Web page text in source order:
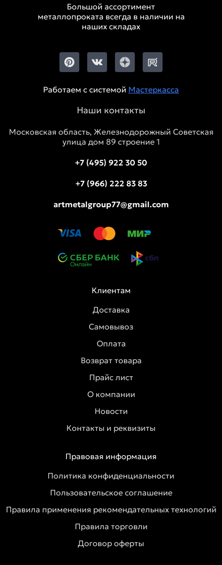
Большой ассортимент
металлопроката всегда в наличии на
наших складах
Работаем с системой Мастеркасса
Наши контакты
Московская область, Железнодорожный Советская
улица дом 89 строение 1
+7 (495) 922 30 50
+7 (966) 222 83 83
artmetalgroup77@gmail.com
Клиентам
Доставка
Самовывоз
Оплата
Возврат товара
Прайс лист
О компании
Новости
Контакты и реквизиты
Правовая информация
Политика конфиденциальности
Пользовательское соглашение
Правила применения рекомендательных технологий
Правила торговли
Договор оферты